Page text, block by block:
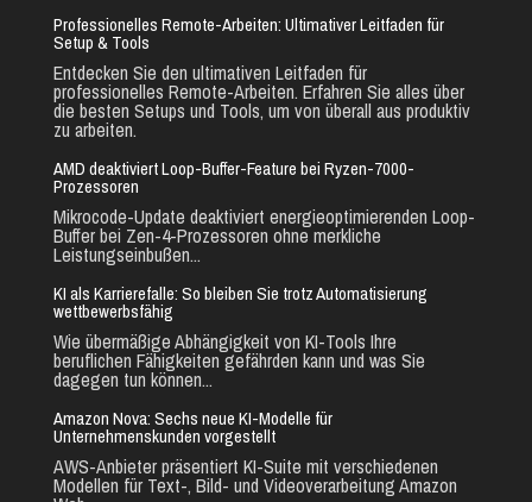
Professionelles Remote-Arbeiten: Ultimativer Leitfaden für
Setup & Tools
Entdecken Sie den ultimativen Leitfaden für
professionelles Remote-Arbeiten. Erfahren Sie alles über
die besten Setups und Tools, um von überall aus produktiv
zu arbeiten.
AMD deaktiviert Loop-Buffer-Feature bei Ryzen-7000-
Prozessoren
Mikrocode-Update deaktiviert energieoptimierenden Loop-
Buffer bei Zen-4-Prozessoren ohne merkliche
Leistungseinbußen...
KI als Karrierefalle: So bleiben Sie trotz Automatisierung
wettbewerbsfähig
Wie übermäßige Abhängigkeit von KI-Tools Ihre
beruflichen Fähigkeiten gefährden kann und was Sie
dagegen tun können...
Amazon Nova: Sechs neue KI-Modelle für
Unternehmenskunden vorgestellt
AWS-Anbieter präsentiert KI-Suite mit verschiedenen
Modellen für Text-, Bild- und Videoverarbeitung Amazon